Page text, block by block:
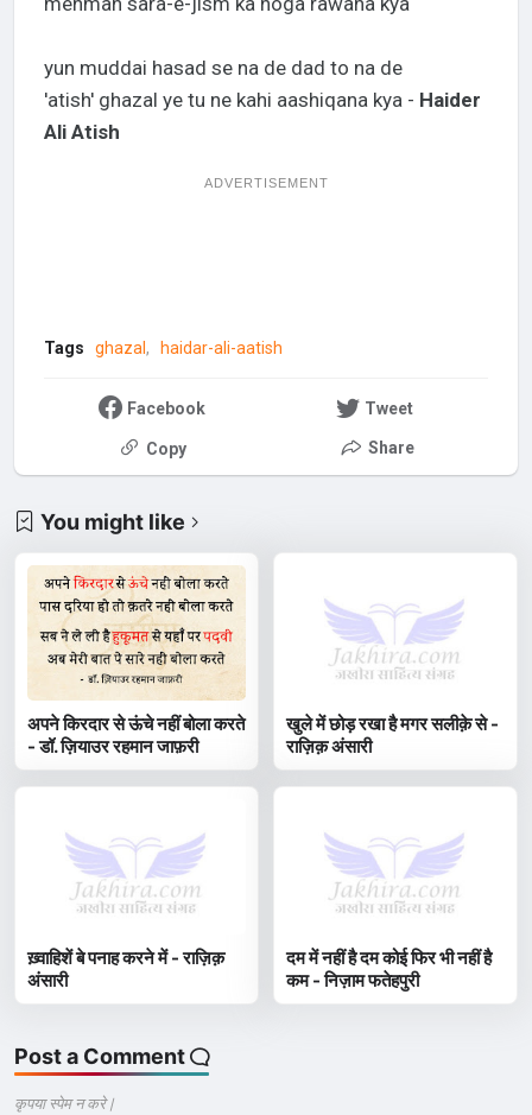
yun muddai hasad se na de dad to na de
'atish' ghazal ye tu ne kahi aashiqana kya - Haider
Ali Atish
ADVERTISEMENT
Tags ghazal haidar-ali-aatish
Facebook Tweet
Copy Share
You might like
अपने किरदार से ऊंचे नहीं बोला करते
- डॉ. ज़ियाउर रहमान जाफ़री
खुले में छोड़ रखा है मगर सलीक़े से -
राज़िक़ अंसारी
ख़्वाहिशें बे पनाह करने में - राज़िक़
अंसारी
दम में नहीं है दम कोई फिर भी नहीं है
कम - निज़ाम फतेहपुरी
Post a Comment
कृपया स्पेम न करे |